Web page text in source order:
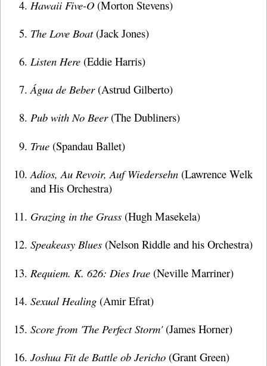
Hawaii Five-O (Morton Stevens)
The Love Boat(Jack Jones)
Listen Here (Eddie Harris)
Água de Beber(Astrud Gilberto)
Pub with No Beer(The Dubliners)
True (Spandau Ballet)
Adios, Au Revoir, Auf Wiedersehn (Lawrence Welk
and His Orchestra)
Grazing in the Grass (Hugh Masekela)
Speakeasy Blues (Nelson Riddle and his Orchestra)
Requiem. K. 626: Dies Irae (Neville Marriner)
Sexual Healing (Amir Efrat)
Score from 'The Perfect Storm'(James Horner)
Joshua Fit de Battle ob Jericho (Grant Green)